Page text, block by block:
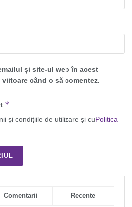
și site-ul web în acest
când o să comentez.
*
și condițiile de utilizare și cuPolitica
Comentarii Recente